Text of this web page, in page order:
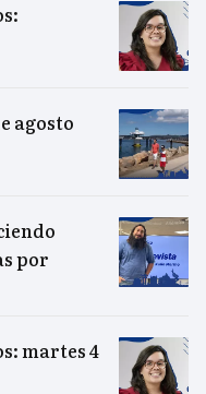
agosto
por
martes 4